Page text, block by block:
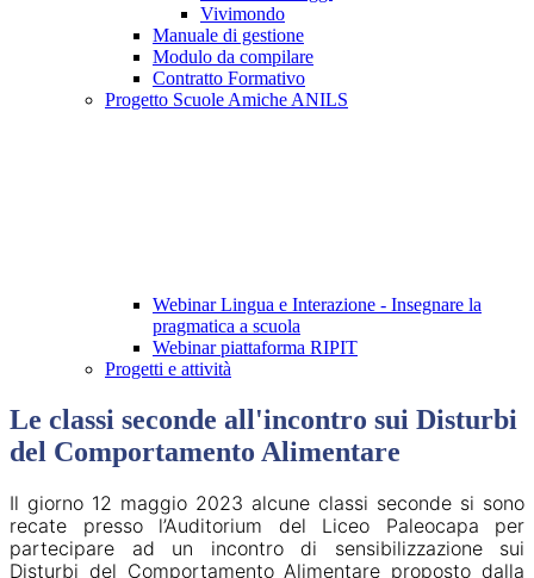
Vivimondo
Manuale di gestione
Modulo da compilare
Contratto Formativo
Progetto Scuole Amiche ANILS
Webinar Lingua e Interazione - Insegnare la
pragmatica a scuola
Webinar piattaforma RIPIT
Progetti e attività
Le classi seconde all'incontro sui Disturbi
del Comportamento Alimentare
Il giorno 12 maggio 2023 alcune classi seconde si sono
recate presso l’Auditorium del Liceo Paleocapa per
partecipare ad un incontro di sensibilizzazione sui
Disturbi del Comportamento Alimentare proposto dalla